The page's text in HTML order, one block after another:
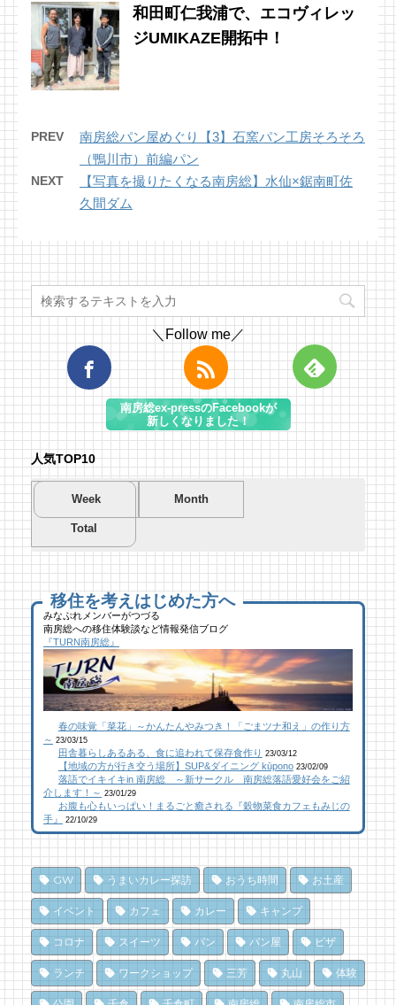
和田町仁我浦で、エコヴィレッ
ジUMIKAZE開拓中！
PREV
南房総パン屋めぐり【3】石窯パン工房そろそろ
（鴨川市）前編パン
NEXT
【写真を撮りたくなる南房総】水仙×鋸南町佐
久間ダム
＼Follow me／
南房総ex-pressのFacebookが
新しくなりました！
人気TOP10
Week Month
Total
夏を先取り！プールに行こう！
南房総市千倉B&G海洋センター
46 views|byTsuno
館山にオープン！地域の素材からはじめる物
作り工房
25 views
|byなべたゆかり
【コラボ】ジビエも揃う、鮮度抜群の南房総
おさかなセンター【安房國テレビ】
23 views|byなべたゆかり
乗馬初心者の私でも、海辺を楽しく散策でき
た！ 乗馬体験レポート
22 views|byなべたゆかり
南房総こんな素敵な所があった！| かじか橋
18 views|byCAT SEA KURO
和田町仁我浦で、エコヴィレッジUMIKAZE
開拓中！
17 views | byあわみなこ
夏を先取り！プールに行こう！
南房総市千倉B&G海洋センター
208 views |byTsuno
ブルーベリー狩りに行ってきた！「コロコロ
農園 庄兵衛」千倉町
109 views
|by 原みりか
館山にオープン！地域の素材からはじめる物
作り工房
109 views|byなべたゆかり
南房総こんな素敵な所があった！| かじか橋
99 views|byCAT SEA KURO
【コラボ】ジビエも揃う、鮮度抜群の南房総
おさかなセンター【安房國テレビ】
79 views|byなべたゆかり
乗馬初心者の私でも、海辺を楽しく散策でき
た！ 乗馬体験レポート
78 views | byなべたゆかり
海遊び＆キャンプするならココ！南房総のお
すすめキャンプ場まとめ【2】
40,695 views|by南 芙蓉
似顔絵ケーキに感動！館山のケーキ屋さん
「プチ アンジュ」
17,149 views| by福美
南房総パン屋めぐり【２】
橋本屋製パン店（館山市）
12,848 views|bychoco-love
南房総こんな素敵な所があった！| かじか橋
12,026 views|byCAT SEA KURO
南房総の海を食らう！天然ところてん専門店
「ところてん小屋 青木」
10,869 views|by原みりか
南房総パン屋めぐり【3】石窯パン工房そろ
そろ（鴨川市）前編パン
10,838 views| by choco-love
移住を考えはじめた方へ
みなぷれメンバーがつづる
南房総への移住体験談など情報発信ブログ
『TURN南房総』
春の味覚「菜花」～かんたんやみつき！「ごまツナ和え」の作り方
～ 23/03/15
田舎暮らしあるある、食に追われて保存食作り 23/03/12
【地域の方が行き交う場所】SUP&ダイニング kūpono 23/02/09
落語でイキイキin 南房総 ～新サークル 南房総落語愛好会をご紹
介します！～ 23/01/29
お腹も心もいっぱい！まるごと癒される『穀物菜食カフェもみじの
手』
22/10/29
GW うまいカレー探訪 おうち時間 お土産
イベント カフェ カレー キャンプ
コロナ スイーツ パン パン屋 ピザ
ランチ ワークショップ 三芳 丸山 体験